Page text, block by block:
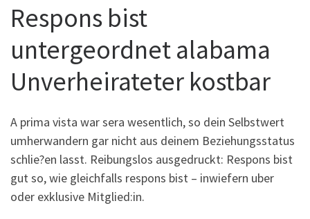
Respons bist
untergeordnet alabama
Unverheirateter kostbar
A prima vista war sera wesentlich, so dein Selbstwert
umherwandern gar nicht aus deinem Beziehungsstatus
schlie?en lasst. Reibungslos ausgedruckt: Respons bist
gut so, wie gleichfalls respons bist – inwiefern uber
oder exklusive Mitglied:in.